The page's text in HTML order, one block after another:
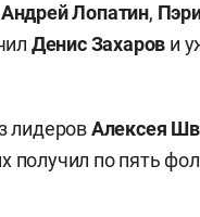
Андрей Лопатин,
Денис Захаров и
лидеровАлексея
получил по пять